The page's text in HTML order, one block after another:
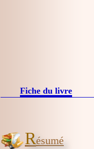
Fiche du livre
Résumé